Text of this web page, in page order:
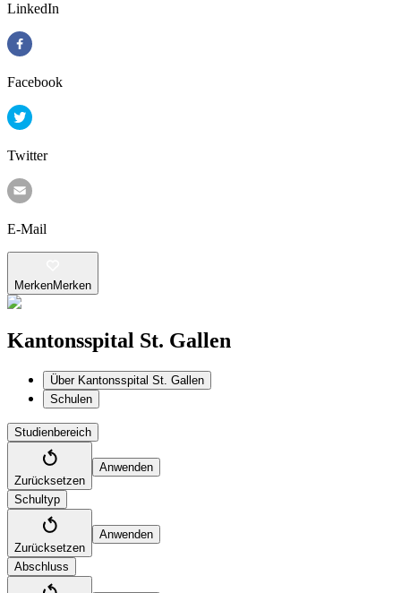
LinkedIn
Facebook
Twitter
E-Mail
MerkenMerken
Kantonsspital St. Gallen
Über Kantonsspital St. Gallen
Schulen
Studienbereich
Zurücksetzen
Anwenden
Schultyp
Zurücksetzen
Anwenden
Abschluss